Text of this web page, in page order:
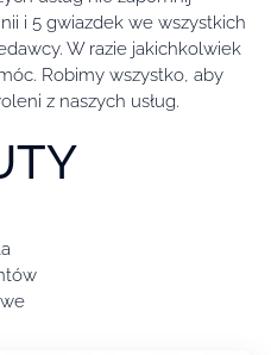
i 5 gwiazdek we wszystkich
W razie jakichkolwiek
Robimy wszystko, aby
z naszych usług.